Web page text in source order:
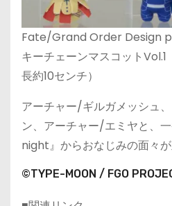
Fate/Grand Order Design
キーチェーンマスコット
長約10センチ）
アーチャー/ギルガメッシュ
ン、アーチャー/エミヤと、
night』からおなじみの面々が
©TYPE-MOON / FGO